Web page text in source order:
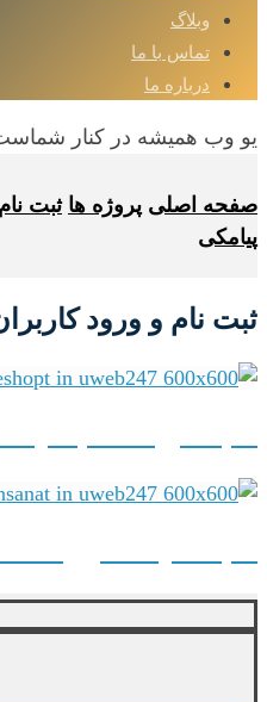
وبلاگ
تماس با ما
درباره ما
یو وب همیشه در کنار
صفحه اصلی پروژه ها ثبت
پیامکی
ثبت نام و ورود